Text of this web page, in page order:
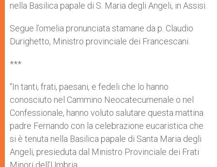
nella Basilica papale di S. Maria degli Angeli, in Assisi.
Segue l’omelia pronunciata stamane da p. Claudio
Durighetto, Ministro provinciale dei Francescani.
***
“In tanti, frati, paesani, e fedeli che lo hanno
conosciuto nel Cammino Neocatecumenale o nel
Confessionale, hanno voluto salutare questa mattina
padre Fernando con la celebrazione eucaristica che
si è tenuta nella Basilica papale di Santa Maria degli
Angeli, presieduta dal Ministro Provinciale dei Frati